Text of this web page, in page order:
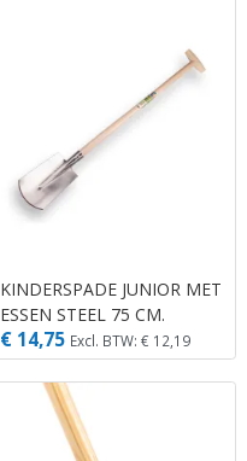
KINDERSPADE JUNIOR MET
ESSEN STEEL 75 CM.
€ 14,75 Excl. BTW: € 12,19